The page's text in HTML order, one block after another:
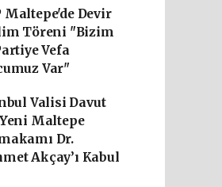
Maltepe'de Devir
Töreni "Bizim
Vefa
Var"
Valisi Davut
Maltepe
Dr.
Akçay’ı Kabul